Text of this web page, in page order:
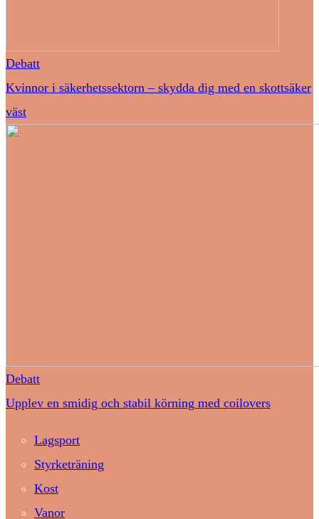
Debatt
Kvinnor i säkerhetssektorn – skydda dig med en skottsäker
väst
Debatt
Upplev en smidig och stabil körning med coilovers
Lagsport
Styrketräning
Kost
Vanor